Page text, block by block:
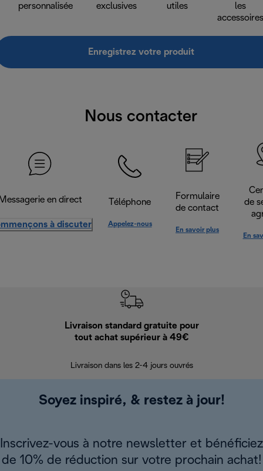
personnalisée
exclusives
utiles
les
accessoires
Enregistrez votre produit
Nous contacter
en direct
à discuter
Téléphone
Appelez-nous
Formulaire
de contact
En savoir plus
de
En
Livraison standard gratuite pour
tout achat supérieur à 49€
Livraison dans les 2-4 jours ouvrés
Soyez inspiré, & restez à jour!
Inscrivez-vous à notre newsletter et bénéficiez
de 10% de réduction sur votre prochain achat!